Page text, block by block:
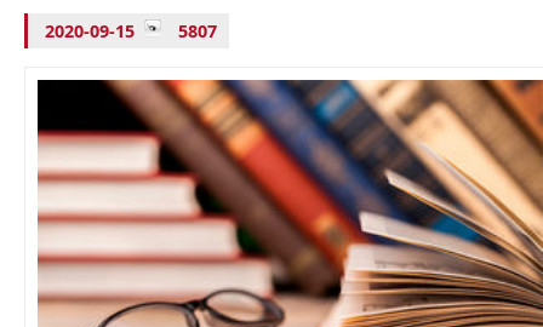
2020-09-15 5807